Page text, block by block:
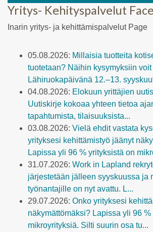
Yritys- Kehityspalvelut
Inarin yritys- ja kehittämispalvelut Page
05.08.2026: Millaisia tuotteita
tuotetaan? Näihin kysymyksiin
Lähiruokapäivänä 12.–13.
04.08.2026: Elokuun yrittäjien
Uutiskirje kokoaa yhteen tietoa
tapahtumista, tilaisuuksista...
03.08.2026: Vielä ehdit vastata
yrityksesi kehittämistyö jäänyt
Lapissa yli 96 % yrityksistä on
31.07.2026: Work in Lapland
järjestetään jälleen syyskuussa ja
työnantajille on nyt avattu. L...
29.07.2026: Onko yrityksesi
näkymättömäksi? Lapissa yli 96 %
mikroyrityksiä. Silti suurin osa tu...